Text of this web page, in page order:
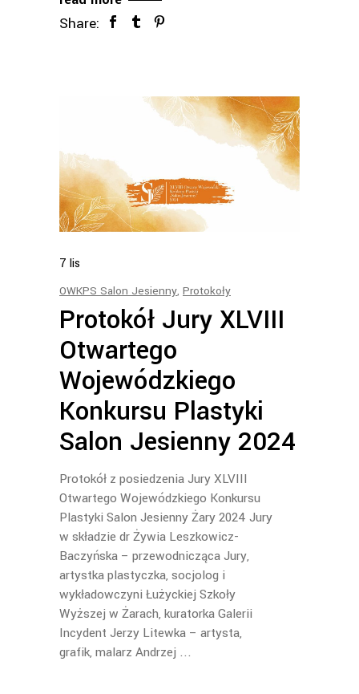
Share:
7 lis
OWKPS Salon Jesienny, Protokoły
Protokół Jury XLVIII
Otwartego
Wojewódzkiego
Konkursu Plastyki
Salon Jesienny 2024
Protokół z posiedzenia Jury XLVIII
Otwartego Wojewódzkiego Konkursu
Plastyki Salon Jesienny Żary 2024 Jury
w składzie dr Żywia Leszkowicz-
Baczyńska – przewodnicząca Jury,
artystka plastyczka, socjolog i
wykładowczyni Łużyckiej Szkoły
Wyższej w Żarach, kuratorka Galerii
Incydent Jerzy Litewka – artysta,
grafik, malarz Andrzej